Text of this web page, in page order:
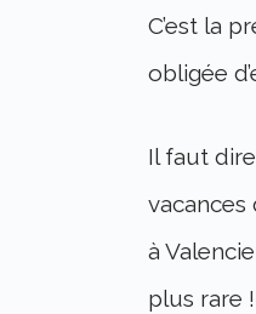
C’est la
obligée
Il faut
vacances
à
plus rare